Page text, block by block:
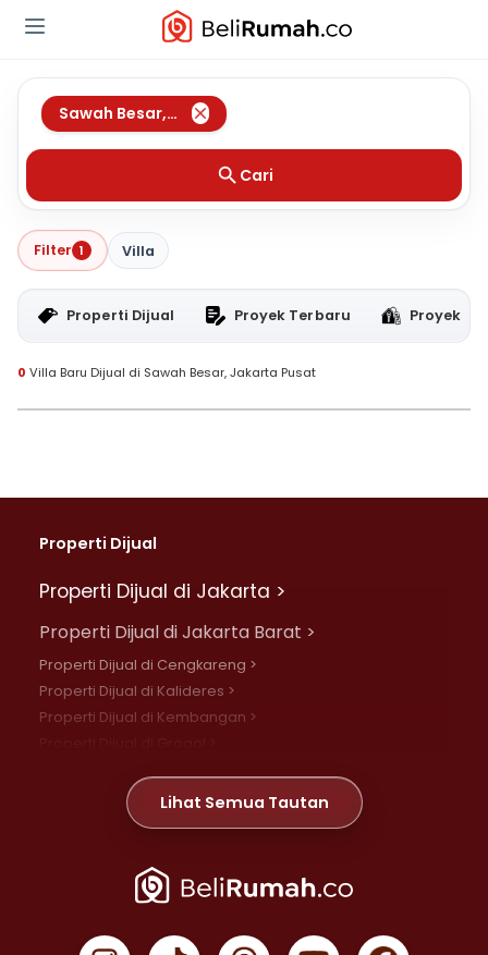
Sawah Besar, Jakarta Pusat
Cari
Filter 1 Villa
Properti Dijual Proyek Terbaru Proyek
0 Villa Baru Dijual di Sawah Besar, Jakarta Pusat
Properti Dijual
Properti Dijual di Jakarta >
Properti Dijual di Jakarta Barat >
Properti Dijual di Cengkareng >
Properti Dijual di Kalideres >
Properti Dijual di Kembangan >
Properti Dijual di Meruya >
Properti Dijual di Jelambar >
Properti Dijual di Jakarta Pusat >
Properti Dijual di Gambir >
Lihat Semua Tautan